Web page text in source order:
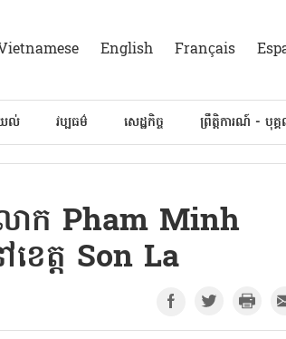
English Français
យល់ វប្បធម៌ សេដ្ឋកិច្ច ព្រឹត្តិការណ៍ - បុគ្
លោក Pham Minh
េត្ត Son La